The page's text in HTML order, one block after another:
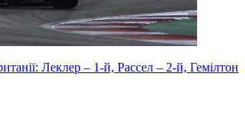
Леклер – 1-й, Рассел – 2-й, Гемілтон